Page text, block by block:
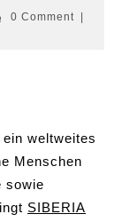
0 Comment
weltweites
Menschen
sowie
SIBERIA